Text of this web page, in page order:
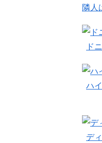
隣人
ド
ハ
デ